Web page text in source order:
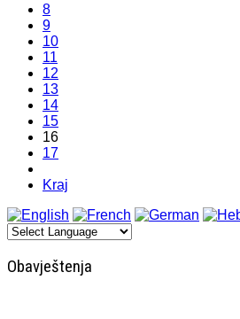
8
9
10
11
12
13
14
15
16
17
Kraj
Obavještenja